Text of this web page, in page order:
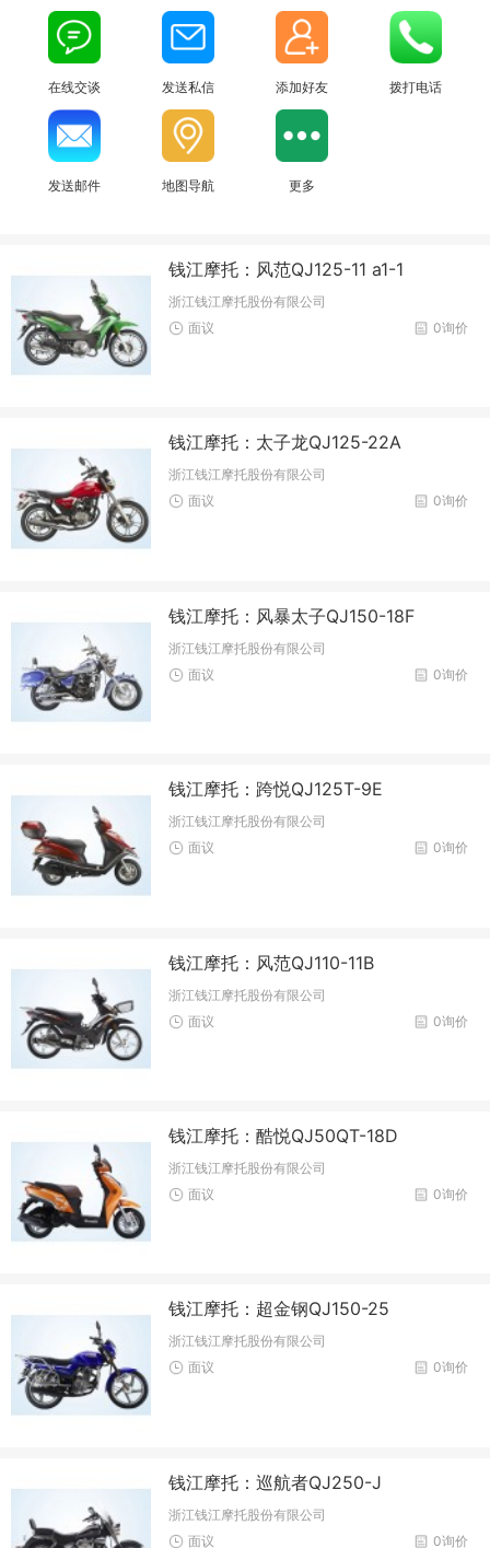
在线交谈 发送私信 添加好友 拨打电话
发送邮件 地图导航 更多
钱江摩托：风范QJ125-11 a1-1
浙江钱江摩托股份有限公司
0询价
面议
钱江摩托：太子龙QJ125-22A
浙江钱江摩托股份有限公司
0询价
面议
钱江摩托：风暴太子QJ150-18F
浙江钱江摩托股份有限公司
0询价
面议
钱江摩托：跨悦QJ125T-9E
浙江钱江摩托股份有限公司
0询价
面议
钱江摩托：风范QJ110-11B
浙江钱江摩托股份有限公司
0询价
面议
钱江摩托：酷悦QJ50QT-18D
浙江钱江摩托股份有限公司
0询价
面议
钱江摩托：超金钢QJ150-25
浙江钱江摩托股份有限公司
0询价
面议
钱江摩托：巡航者QJ250-J
浙江钱江摩托股份有限公司
0询价
面议